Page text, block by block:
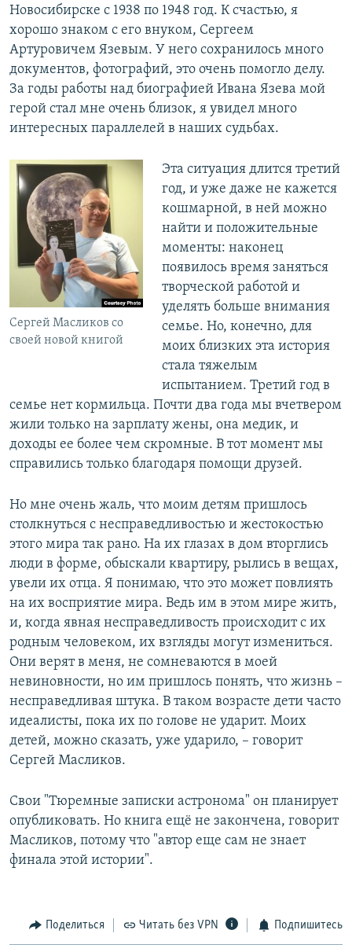
Новосибирске с 1938 по 1948 год. К счастью, я
хорошо знаком с его внуком, Сергеем
Артуровичем Язевым. У него сохранилось много
документов, фотографий, это очень помогло делу.
За годы работы над биографией Ивана Язева мой
герой стал мне очень близок, я увидел много
интересных параллелей в наших судьбах.
Сергей Масликов со
своей новой книгой
Эта ситуация длится третий
год, и уже даже не кажется
кошмарной, в ней можно
найти и положительные
моменты: наконец
появилось время заняться
творческой работой и
уделять больше внимания
семье. Но, конечно, для
моих близких эта история
стала тяжелым
испытанием. Третий год в
семье нет кормильца. Почти два года мы вчетвером
жили только на зарплату жены, она медик, и
доходы ее более чем скромные. В тот момент мы
справились только благодаря помощи друзей.
Но мне очень жаль, что моим детям пришлось
столкнуться с несправедливостью и жестокостью
этого мира так рано. На их глазах в дом вторглись
люди в форме, обыскали квартиру, рылись в вещах,
увели их отца. Я понимаю, что это может повлиять
на их восприятие мира. Ведь им в этом мире жить,
и, когда явная несправедливость происходит с их
родным человеком, их взгляды могут измениться.
Они верят в меня, не сомневаются в моей
невиновности, но им пришлось понять, что жизнь –
несправедливая штука. В таком возрасте дети часто
идеалисты, пока их по голове не ударит. Моих
детей, можно сказать, уже ударило, – говорит
Сергей Масликов.
Свои "Тюремные записки астронома" он планирует
опубликовать. Но книга ещё не закончена, говорит
Масликов, потому что "автор еще сам не знает
финала этой истории".
Поделиться Читать без VPN Подпишитесь